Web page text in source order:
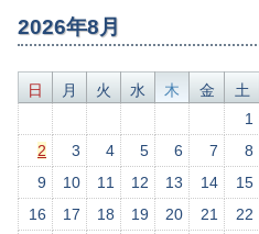
2026年8月
日 月 火 水 木 金
土
1
2
3 4 5 6 7
8
9
10 11 12 13 14
15
16
17 18 19 20 21
22